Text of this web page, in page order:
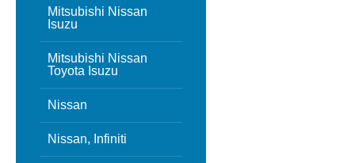
Mitsubishi Nissan
Isuzu
Mitsubishi Nissan
Toyota Isuzu
Nissan
Nissan, Infiniti